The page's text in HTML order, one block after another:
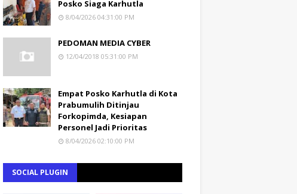
Posko Siaga Karhutla
8/04/2026 04:31:00 PM
PEDOMAN MEDIA CYBER
12/04/2018 05:31:00 PM
Empat Posko Karhutla di Kota
Prabumulih Ditinjau
Forkopimda, Kesiapan
Personel Jadi Prioritas
8/04/2026 02:10:00 PM
SOCIAL PLUGIN